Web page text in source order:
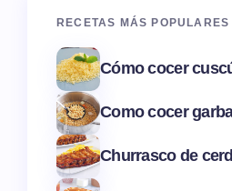
RECETAS MÁS POPULARES
Cómo cocer
Como cocer
Churrasco de